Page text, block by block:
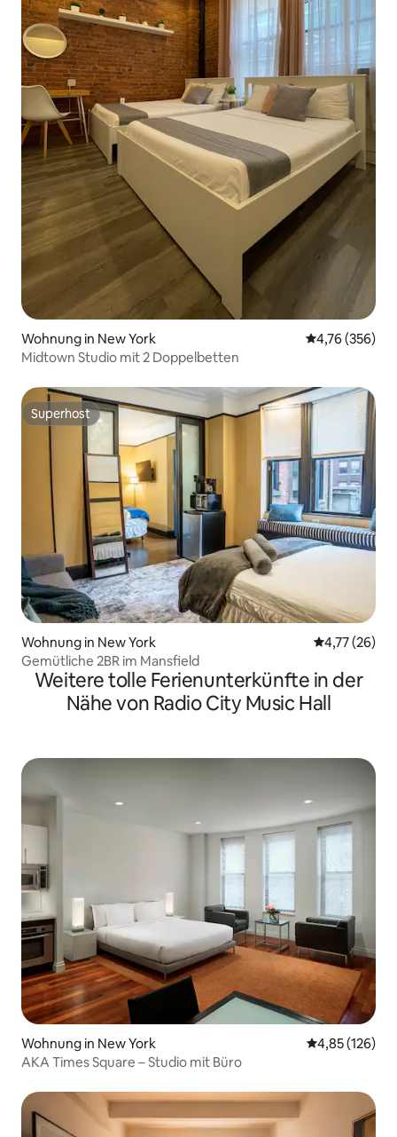
Wohnung in New York
4,76 (356)
Midtown Studio mit 2 Doppelbetten
Superhost
Superhost
Wohnung in New York
4,77 (26)
Gemütliche 2BR im Mansfield
Weitere tolle Ferienunterkünfte in der
Nähe von Radio City Music Hall
Wohnung in New York
4,85 (126)
AKA Times Square – Studio mit Büro